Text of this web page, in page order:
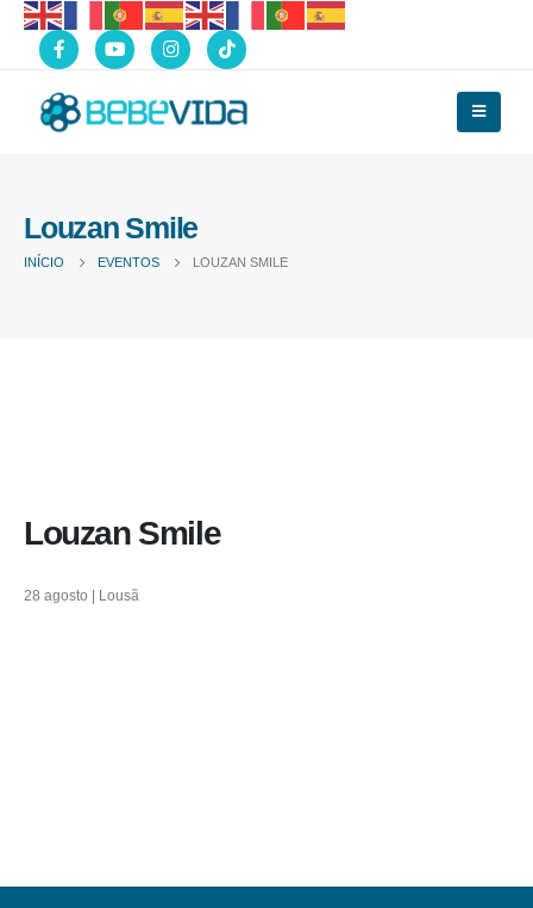
Louzan Smile
INÍCIO EVENTOS LOUZAN SMILE
Louzan Smile
28 agosto | Lousã